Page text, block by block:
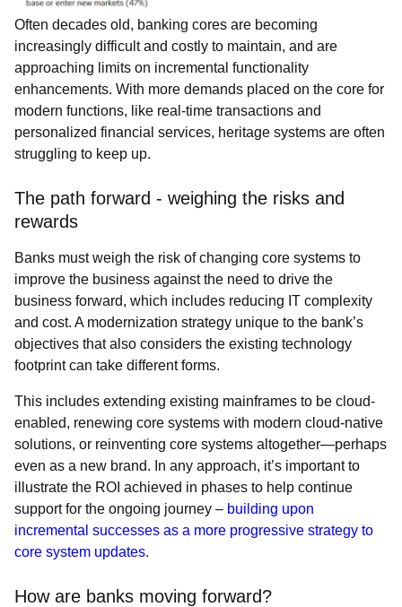
Often decades old, banking cores are becoming
increasingly difficult and costly to maintain, and are
approaching limits on incremental functionality
enhancements. With more demands placed on the core for
modern functions, like real-time transactions and
personalized financial services, heritage systems are often
struggling to keep up.
The path forward - weighing the risks and
rewards
Banks must weigh the risk of changing core systems to
improve the business against the need to drive the
business forward, which includes reducing IT complexity
and cost. A modernization strategy unique to the bank’s
objectives that also considers the existing technology
footprint can take different forms.
This includes extending existing mainframes to be cloud-
enabled, renewing core systems with modern cloud-native
solutions, or reinventing core systems altogether—perhaps
even as a new brand. In any approach, it’s important to
illustrate the ROI achieved in phases to help continue
support for the ongoing journey – building upon
incremental successes as a more progressive strategy to
core system updates.
How are banks moving forward?